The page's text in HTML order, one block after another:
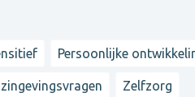
Persoonlijke
Zelfzorg